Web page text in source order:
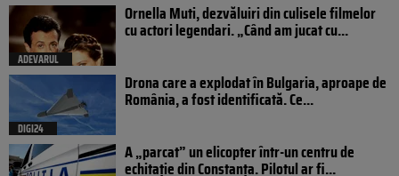
ADEVARUL
Ornella Muti, dezvăluiri din culisele filmelor
cu actori legendari. „Când am jucat cu...
DIGI24
Drona care a explodat în Bulgaria, aproape de
România, a fost identificată. Ce...
A „parcat” un elicopter într-un centru de
echitație din Constanța. Pilotul ar fi...